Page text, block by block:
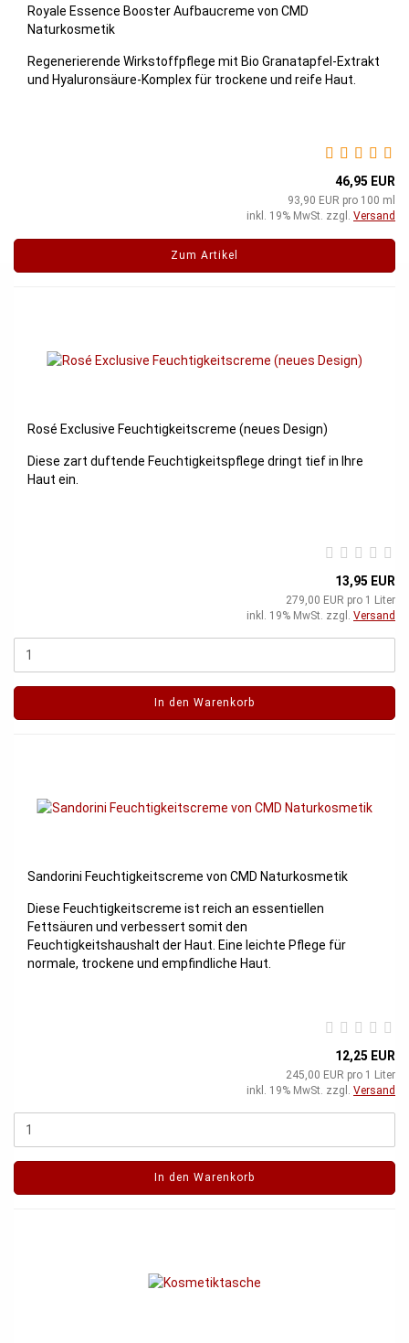
Royale Essence Booster Aufbaucreme von CMD
Naturkosmetik
Regenerierende Wirkstoffpflege mit Bio Granatapfel-Extrakt
und Hyaluronsäure-Komplex für trockene und reife Haut.
46,95 EUR
93,90 EUR pro 100 ml
inkl. 19% MwSt. zzgl. Versand
Zum Artikel
Rosé Exclusive Feuchtigkeitscreme (neues Design)
Diese zart duftende Feuchtigkeitspflege dringt tief in Ihre
Haut ein.
13,95 EUR
279,00 EUR pro 1 Liter
inkl. 19% MwSt. zzgl. Versand
In den Warenkorb
Sandorini Feuchtigkeitscreme von CMD Naturkosmetik
Diese Feuchtigkeitscreme ist reich an essentiellen
Fettsäuren und verbessert somit den
Feuchtigkeitshaushalt der Haut. Eine leichte Pflege für
normale, trockene und empfindliche Haut.
12,25 EUR
245,00 EUR pro 1 Liter
inkl. 19% MwSt. zzgl. Versand
In den Warenkorb